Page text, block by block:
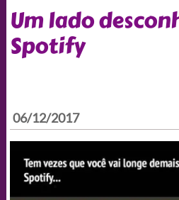
Um lado
Spotify
06/12/2017